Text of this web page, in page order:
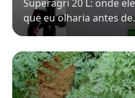
Superagri 20 L: onde
que eu olharia antes